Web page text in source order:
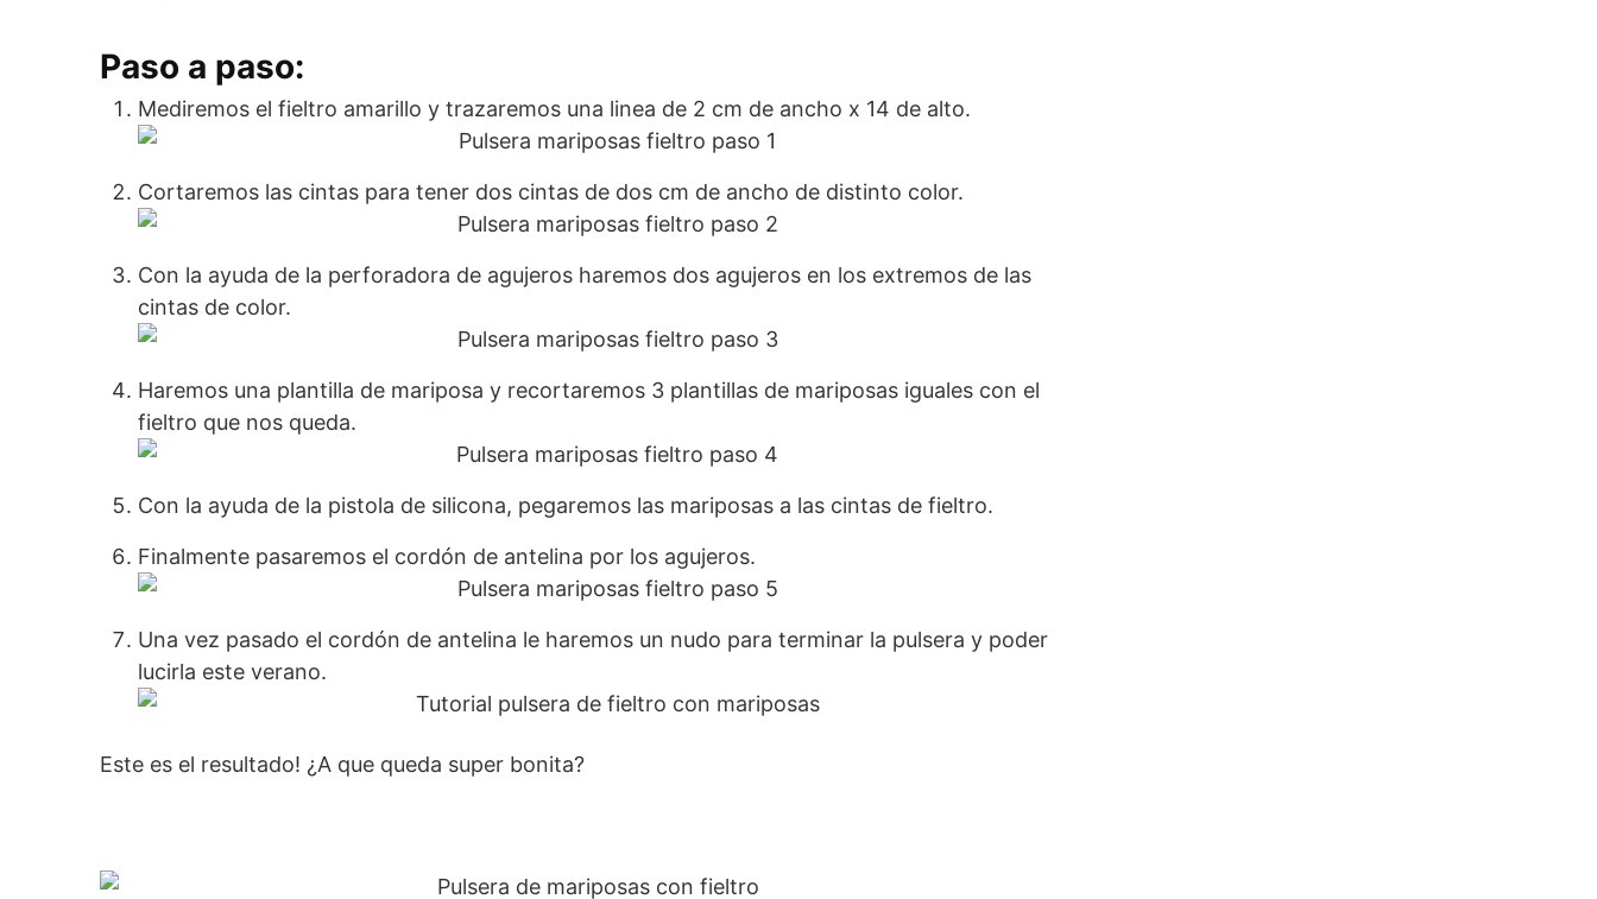
Paso a paso:
Mediremos el fieltro amarillo y trazaremos una linea de 2 cm de ancho x 14 de alto.
Cortaremos las cintas para tener dos cintas de dos cm de ancho de distinto color.
Con la ayuda de la perforadora de agujeros haremos dos agujeros en los extremos de las
cintas de color.
Haremos una plantilla de mariposa y recortaremos 3 plantillas de mariposas iguales con el
fieltro que nos queda.
Con la ayuda de la pistola de silicona, pegaremos las mariposas a las cintas de fieltro.
Finalmente pasaremos el cordón de antelina por los agujeros.
Una vez pasado el cordón de antelina le haremos un nudo para terminar la pulsera y poder
lucirla este verano.
Este es el resultado! ¿A que queda super bonita?